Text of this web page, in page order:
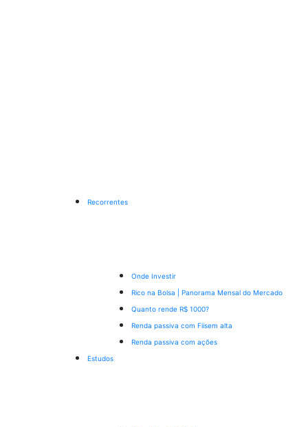
Recorrentes
Onde Investir
Rico na Bolsa | Panorama Mensal do Mercado
Quanto rende R$ 1000?
Renda passiva com Fiisem alta
Renda passiva com ações
Estudos